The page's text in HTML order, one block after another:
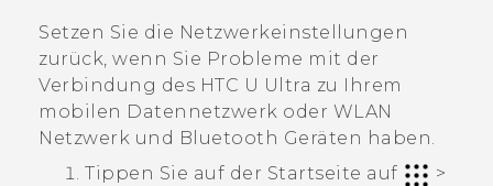
UNTERSTÜTZUNG
HTC-Geräte und Zubehör
Anmelden
Setzen Sie die Netzwerkeinstellungen
zurück, wenn Sie Probleme mit der
Verbindung des HTC U Ultra zu Ihrem
mobilen Datennetzwerk oder WLAN
Netzwerk und Bluetooth Geräten haben.
Tippen Sie auf der Startseite auf
>